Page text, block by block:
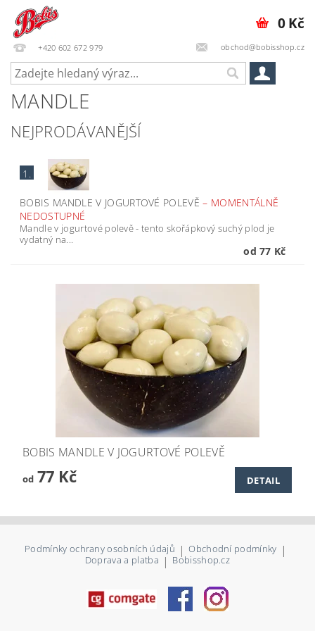
+420 602 672 979 obchod@bobisshop.cz
0 Kč
MANDLE
NEJPRODÁVANĚJŠÍ
1.
BOBIS MANDLE V JOGURTOVÉ POLEVĚ– MOMENTÁLNĚ
NEDOSTUPNÉ
Mandle v jogurtové polevě - tento skořápkový suchý plod je
vydatný na...
od 77 Kč
BOBIS MANDLE V JOGURTOVÉ POLEVĚ
od77 Kč DETAIL
Podmínky ochrany osobních údajů | Obchodní podmínky |
Doprava a platba | Bobisshop.cz